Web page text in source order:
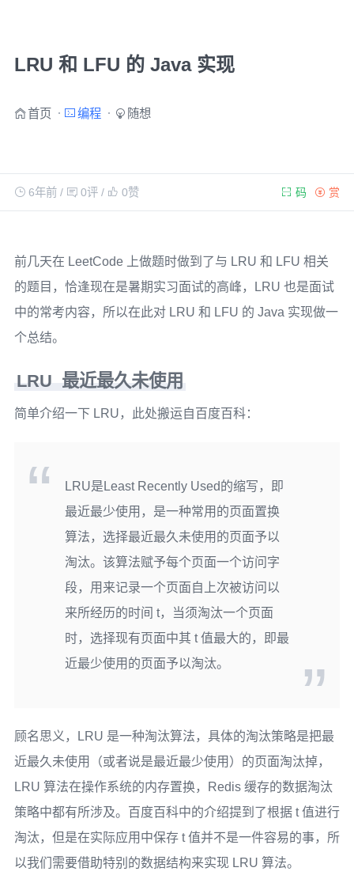
LRU 和 LFU 的 Java 实现
首页 编程 随想
6年前/ 0评/ 0赞 赏
码
前几天在 LeetCode 上做题时做到了与 LRU 和 LFU 相关
的题目，恰逢现在是暑期实习面试的高峰，LRU 也是面试
中的常考内容，所以在此对 LRU 和 LFU 的 Java 实现做一
个总结。
LRU 最近最久未使用
简单介绍一下 LRU，此处搬运自百度百科：
LRU是Least Recently Used的缩写，即
最近最少使用，是一种常用的页面置换
算法，选择最近最久未使用的页面予以
淘汰。该算法赋予每个页面一个访问字
段，用来记录一个页面自上次被访问以
来所经历的时间 t，当须淘汰一个页面
时，选择现有页面中其 t 值最大的，即最
近最少使用的页面予以淘汰。
顾名思义，LRU 是一种淘汰算法，具体的淘汰策略是把最
近最久未使用（或者说是最近最少使用）的页面淘汰掉，
LRU 算法在操作系统的内存置换，Redis 缓存的数据淘汰
策略中都有所涉及。百度百科中的介绍提到了根据 t 值进行
淘汰，但是在实际应用中保存 t 值并不是一件容易的事，所
以我们需要借助特别的数据结构来实现 LRU 算法。